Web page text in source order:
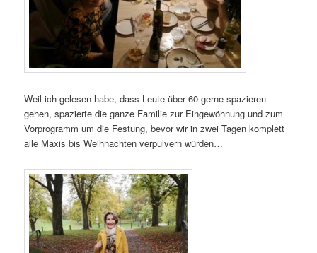
Weil ich gelesen habe, dass Leute über 60 gerne spazieren
gehen, spazierte die ganze Familie zur Eingewöhnung und zum
Vorprogramm um die Festung, bevor wir in zwei Tagen komplett
alle Maxis bis Weihnachten verpulvern würden…